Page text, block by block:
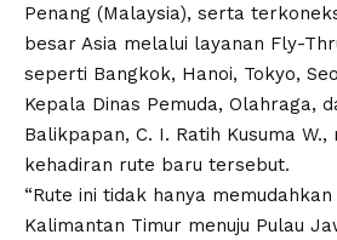
Penang (Malaysia), serta
besar Asia melalui layanan Fly-
seperti Bangkok, Hanoi, Tokyo,
Kepala Dinas Pemuda, Olahraga,
Balikpapan, C. I. Ratih Kusuma
kehadiran rute baru tersebut.
“Rute ini tidak hanya
Kalimantan Timur menuju Pulau